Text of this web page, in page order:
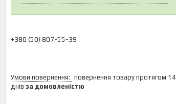
+380 (50) 807-55-39
повернення товару протягом 14
днів за домовленістю